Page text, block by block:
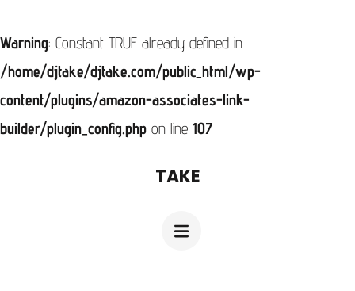
Warning: Constant TRUE already defined in
/home/djtake/djtake.com/public_html/wp-
content/plugins/amazon-associates-link-
builder/plugin_config.php on line 107
TAKE